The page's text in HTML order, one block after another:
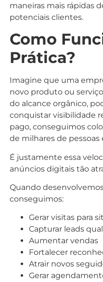
maneiras mais rápidas
potenciais clientes.
Como
Prática?
Imagine que uma
novo produto ou
do alcance orgânico,
conquistar visibilidade
pago, conseguimos
de milhares de pessoas
É justamente essa
anúncios digitais tão
Quando
conseguimos:
Gerar visitas para
Capturar leads
Aumentar vendas
Fortalecer
Atrair novos
Gerar